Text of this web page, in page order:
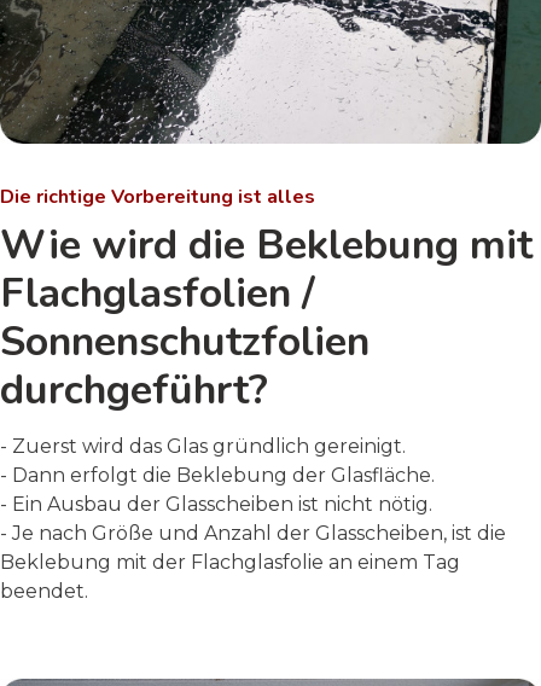
Die richtige Vorbereitung ist alles
Wie wird die Beklebung mit
Flachglasfolien /
Sonnenschutzfolien
durchgeführt?
- Zuerst wird das Glas gründlich gereinigt.
- Dann erfolgt die Beklebung der Glasfläche.
- Ein Ausbau der Glasscheiben ist nicht nötig.
- Je nach Größe und Anzahl der Glasscheiben, ist die
Beklebung mit der Flachglasfolie an einem Tag
beendet.